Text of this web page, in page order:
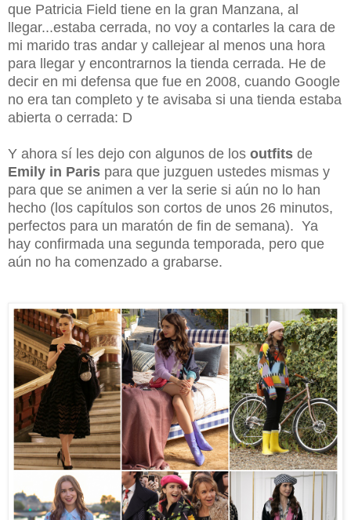
que Patricia Field tiene en la gran Manzana, al
llegar...estaba cerrada, no voy a contarles la cara de
mi marido tras andar y callejear al menos una hora
para llegar y encontrarnos la tienda cerrada. He de
decir en mi defensa que fue en 2008, cuando Google
no era tan completo y te avisaba si una tienda estaba
abierta o cerrada: D
Y ahora sí les dejo con algunos de los outfits de
Emily in Paris para que juzguen ustedes mismas y
para que se animen a ver la serie si aún no lo han
hecho (los capítulos son cortos de unos 26 minutos,
perfectos para un maratón de fin de semana). Ya
hay confirmada una segunda temporada, pero que
aún no ha comenzado a grabarse.